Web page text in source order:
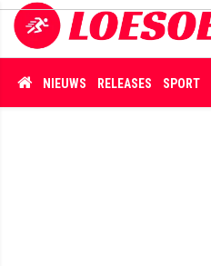
NIEUWS RELEASES SPORT